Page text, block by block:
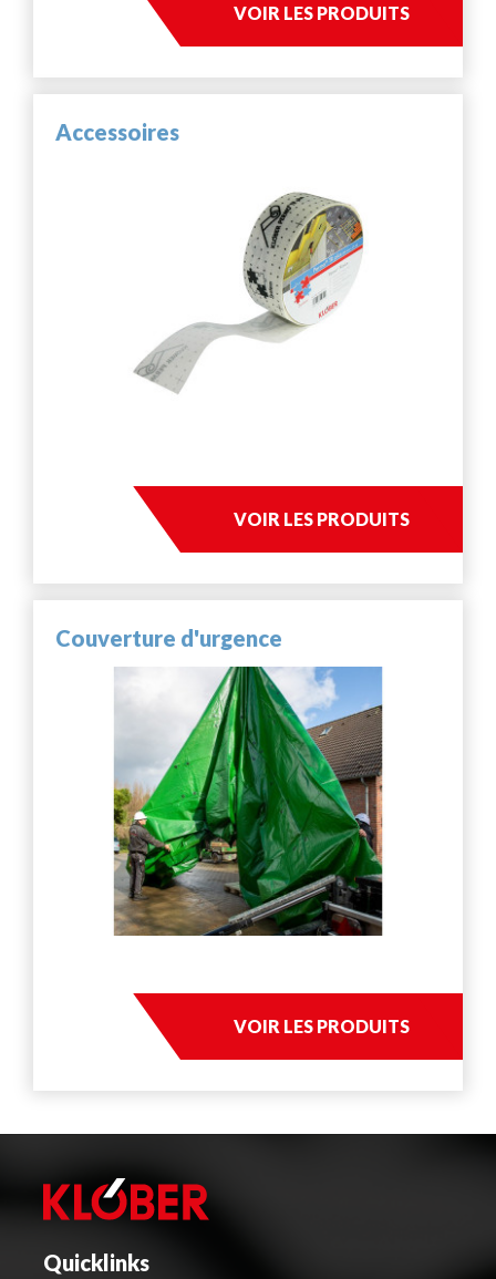
VOIR LES PRODUITS
Accessoires
VOIR LES PRODUITS
Couverture d'urgence
VOIR LES PRODUITS
Quicklinks